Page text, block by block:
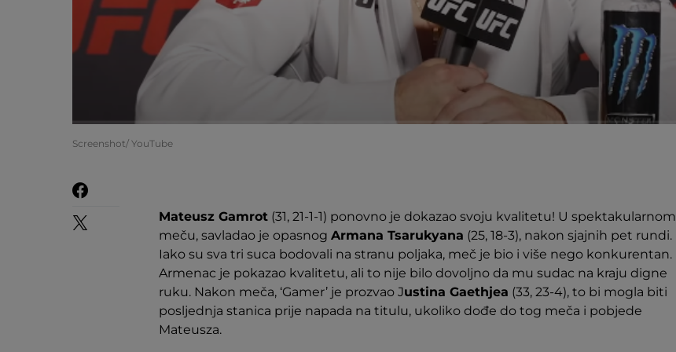
Screenshot/ YouTube
Mateusz Gamrot (31, 21-1-1) ponovno je dokazao svoju kvalitetu! U spektakularnom
meču, savladao je opasnog Armana Tsarukyana (25, 18-3), nakon sjajnih pet rundi.
Iako su sva tri suca bodovali na stranu poljaka, meč je bio i više nego konkurentan.
Armenac je pokazao kvalitetu, ali to nije bilo dovoljno da mu sudac na kraju digne
ruku. Nakon meča, ‘Gamer’ je prozvao Justina Gaethjea (33, 23-4), to bi mogla biti
posljednja stanica prije napada na titulu, ukoliko dođe do tog meča i pobjede
Mateusza.